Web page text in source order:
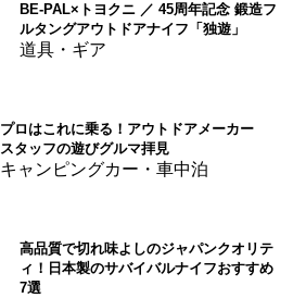
BE-PAL×トヨクニ ／ 45周年記念 鍛造フ
ルタングアウトドアナイフ「独遊」
道具・ギア
プロはこれに乗る！アウトドアメーカー
スタッフの遊びグルマ拝見
キャンピングカー・車中泊
高品質で切れ味よしのジャパンクオリテ
ィ！日本製のサバイバルナイフおすすめ
7選